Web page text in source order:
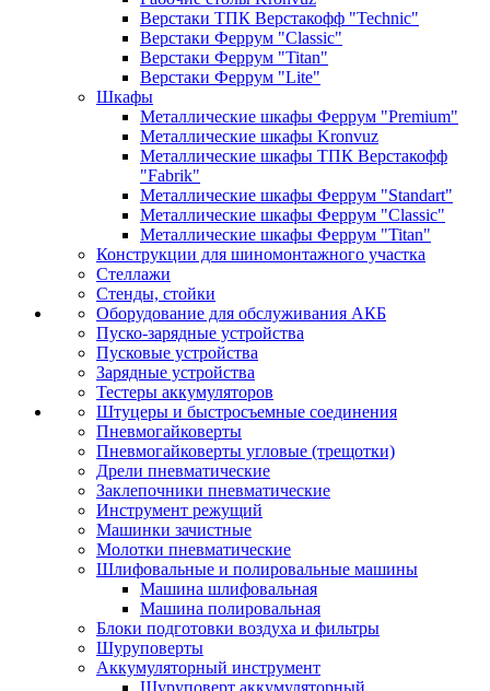
Верстаки ТПК Верстакофф "Technic"
Верстаки Феррум "Classic"
Верстаки Феррум "Titan"
Верстаки Феррум "Lite"
Шкафы
Металлические шкафы Феррум "Premium"
Металлические шкафы Kronvuz
Металлические шкафы ТПК Верстакофф
"Fabrik"
Металлические шкафы Феррум "Standart"
Металлические шкафы Феррум "Classic"
Металлические шкафы Феррум "Titan"
Конструкции для шиномонтажного участка
Стеллажи
Стенды, стойки
Оборудование для обслуживания АКБ
Пуско-зарядные устройства
Пусковые устройства
Зарядные устройства
Тестеры аккумуляторов
Штуцеры и быстросъемные соединения
Пневмогайковерты
Пневмогайковерты угловые (трещотки)
Дрели пневматические
Заклепочники пневматические
Инструмент режущий
Машинки зачистные
Молотки пневматические
Шлифовальные и полировальные машины
Машина шлифовальная
Машина полировальная
Блоки подготовки воздуха и фильтры
Шуруповерты
Аккумуляторный инструмент
Шуруповерт аккумуляторный